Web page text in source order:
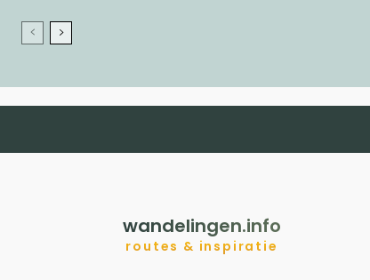
wandelingen.info
routes & inspiratie